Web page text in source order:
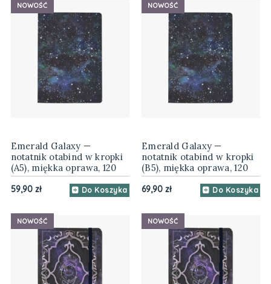
Emerald Galaxy —
notatnik otabind w kropki
(A5), miękka oprawa, 120
gsm
59,90 zł Do Koszyka
NOWOŚĆ
Emerald Galaxy —
notatnik otabind w kropki
(B5), miękka oprawa, 120
gsm
69,90 zł Do Koszyka
NOWOŚĆ
NOWOŚĆ NOWOŚĆ